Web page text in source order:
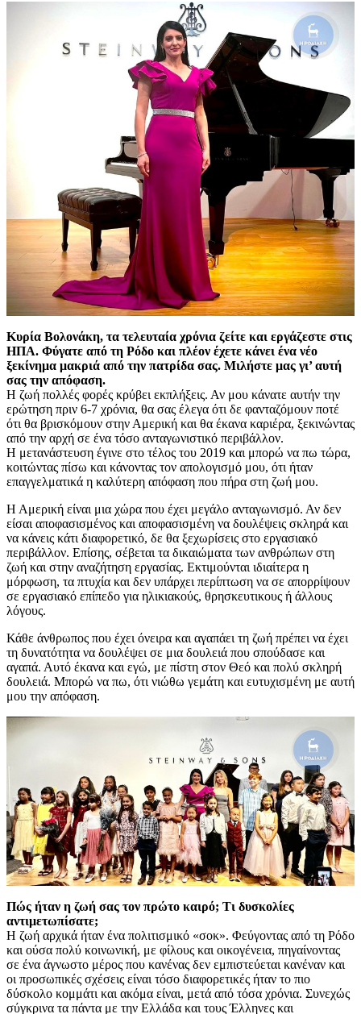
Κυρία Βολονάκη, τα τελευταία χρόνια ζείτε και εργάζεστε στις
ΗΠΑ. Φύγατε από τη Ρόδο και πλέον έχετε κάνει ένα νέο
ξεκίνημα μακριά από την πατρίδα σας. Μιλήστε μας γι’ αυτή
σας την απόφαση.
Η ζωή πολλές φορές κρύβει εκπλήξεις. Αν μου κάνατε αυτήν την
ερώτηση πριν 6-7 χρόνια, θα σας έλεγα ότι δε φανταζόμουν ποτέ
ότι θα βρισκόμουν στην Αμερική και θα έκανα καριέρα, ξεκινώντας
από την αρχή σε ένα τόσο ανταγωνιστικό περιβάλλον.
Η μετανάστευση έγινε στο τέλος του 2019 και μπορώ να πω τώρα,
κοιτώντας πίσω και κάνοντας τον απολογισμό μου, ότι ήταν
επαγγελματικά η καλύτερη απόφαση που πήρα στη ζωή μου.
Η Αμερική είναι μια χώρα που έχει μεγάλο ανταγωνισμό. Αν δεν
είσαι αποφασισμένος και αποφασισμένη να δουλέψεις σκληρά και
να κάνεις κάτι διαφορετικό, δε θα ξεχωρίσεις στο εργασιακό
περιβάλλον. Επίσης, σέβεται τα δικαιώματα των ανθρώπων στη
ζωή και στην αναζήτηση εργασίας. Εκτιμούνται ιδιαίτερα η
μόρφωση, τα πτυχία και δεν υπάρχει περίπτωση να σε απορρίψουν
σε εργασιακό επίπεδο για ηλικιακούς, θρησκευτικους ή άλλους
λόγους.
Κάθε άνθρωπος που έχει όνειρα και αγαπάει τη ζωή πρέπει να έχει
τη δυνατότητα να δουλέψει σε μια δουλειά που σπούδασε και
αγαπά. Αυτό έκανα και εγώ, με πίστη στον Θεό και πολύ σκληρή
δουλειά. Μπορώ να πω, ότι νιώθω γεμάτη και ευτυχισμένη με αυτή
μου την απόφαση.
Πώς ήταν η ζωή σας τον πρώτο καιρό; Τι δυσκολίες
αντιμετωπίσατε;
Η ζωή αρχικά ήταν ένα πολιτισμικό «σοκ». Φεύγοντας από τη Ρόδο
και ούσα πολύ κοινωνική, με φίλους και οικογένεια, πηγαίνοντας
σε ένα άγνωστο μέρος που κανένας δεν εμπιστεύεται κανέναν και
οι προσωπικές σχέσεις είναι τόσο διαφορετικές ήταν το πιο
δύσκολο κομμάτι και ακόμα είναι, μετά από τόσα χρόνια. Συνεχώς
σύγκρινα τα πάντα με την Ελλάδα και τους Έλληνες και